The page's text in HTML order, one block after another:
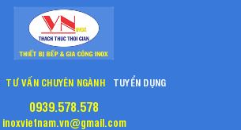
TƯ VẤN CHUYÊN NGÀNH TUYỂN DỤNG
0939.578.578
inoxvietnam.vn@gmail.com